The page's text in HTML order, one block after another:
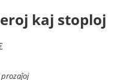
kaj stoploj